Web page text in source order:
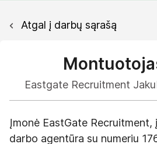
Atgal į darbų sąrašą
Eastgate Recruitment
Įmonė EastGate
darbo agentūra su numeriu